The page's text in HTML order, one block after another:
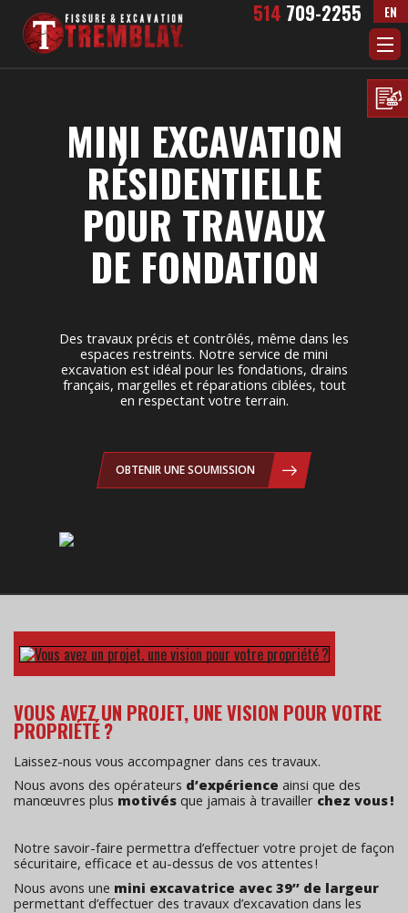
514 709-2255 EN
MINI EXCAVATION
RÉSIDENTIELLE
POUR TRAVAUX
DE FONDATION
Des travaux précis et contrôlés, même dans les
espaces restreints. Notre service de mini
excavation est idéal pour les fondations, drains
français, margelles et réparations ciblées, tout
en respectant votre terrain.
OBTENIR UNE SOUMISSION
VOUS AVEZ UN PROJET, UNE VISION POUR VOTRE
PROPRIÉTÉ ?
Laissez-nous vous accompagner dans ces travaux.
Nous avons des opérateurs d’expérience ainsi que des
manœuvres plus motivés que jamais à travailler chez vous !
Notre savoir-faire permettra d’effectuer votre projet de façon
sécuritaire, efficace et au-dessus de vos attentes !
Nous avons une mini excavatrice avec 39’’ de largeur
permettant d’effectuer des travaux d’excavation dans les